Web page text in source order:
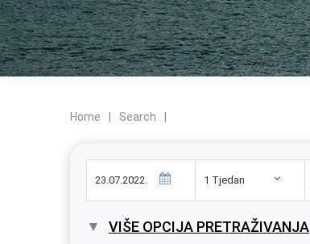
Home Search
1 Tjedan
VIŠE OPCIJA PRETRAŽIVANJA